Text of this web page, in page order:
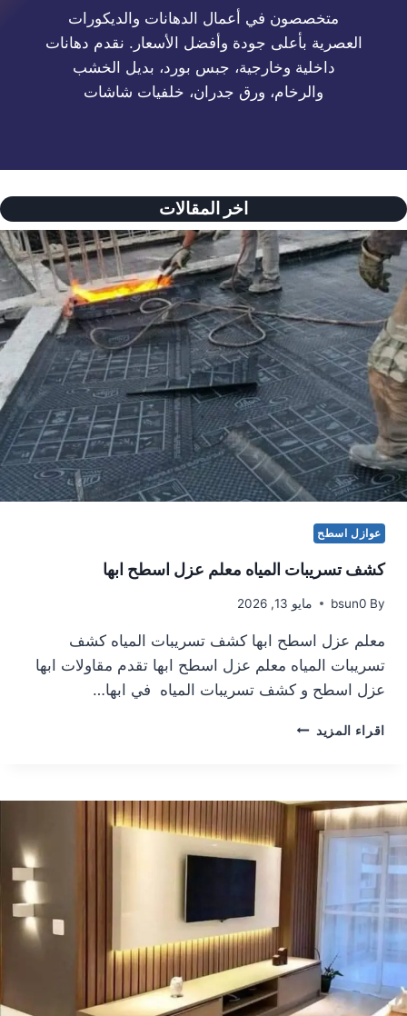
متخصصون في أعمال الدهانات والديكورات
العصرية بأعلى جودة وأفضل الأسعار. نقدم دهانات
داخلية وخارجية، جبس بورد، بديل الخشب
والرخام، ورق جدران، خلفيات شاشات
اخر المقالات
عوازل اسطح
كشف تسريبات المياه معلم عزل اسطح ابها
By
bsun0 مايو 13, 2026
معلم عزل اسطح ابها كشف تسريبات المياه كشف
تسريبات المياه معلم عزل اسطح ابها تقدم مقاولات ابها
عزل اسطح و كشف تسريبات المياه في ابها…
اقراء المزيد
س
ر
ت
ا
ل
م
ي
ا
ه